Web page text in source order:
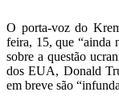
O porta-voz do
feira, 15, que “ainda
sobre a questão
dos EUA, Donald
em breve são